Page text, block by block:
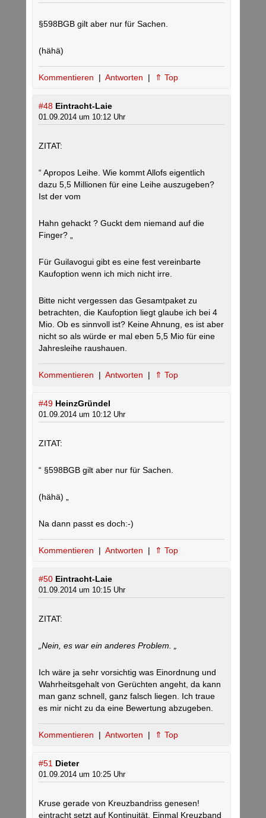
§598BGB gilt aber nur für Sachen.
(hähä)
Kommentieren | Antworten | ⇑ Top
#48 Eintracht-Laie
01.09.2014 um 10:12 Uhr
ZITAT:
“ Apropos Leihe. Wie kommt Allofs eigentlich
dazu 5,5 Millionen für eine Leihe auszugeben?
Ist der vom
Hahn gehackt ? Guckt dem niemand auf die
Finger? „
Für Guilavogui gibt es eine fest vereinbarte
Kaufoption wenn ich mich nicht irre.
Bitte nicht vergessen das Gesamtpaket zu
betrachten, die Kaufoption liegt glaube ich bei 4
Mio. Ob es sinnvoll ist? Keine Ahnung, es ist aber
nicht so als würde er mal eben 5,5 Mio für eine
Jahresleihe raushauen.
Kommentieren | Antworten | ⇑ Top
#49 HeinzGründel
01.09.2014 um 10:12 Uhr
ZITAT:
“ §598BGB gilt aber nur für Sachen.
(hähä) „
Na dann passt es doch:-)
Kommentieren | Antworten | ⇑ Top
#50 Eintracht-Laie
01.09.2014 um 10:15 Uhr
ZITAT:
„Nein, es war ein anderes Problem. „
Ich wäre ja sehr vorsichtig was Einordnung und
Wahrheitsgehalt von Gerüchten angeht, da kann
man ganz schnell, ganz falsch liegen. Ich traue
es mir nicht zu da eine Bewertung abzugeben.
Kommentieren | Antworten | ⇑ Top
#51 Dieter
01.09.2014 um 10:25 Uhr
Kruse gerade von Kreuzbandriss genesen!
eintracht setzt auf Kontinuität. Einmal Kreuzband